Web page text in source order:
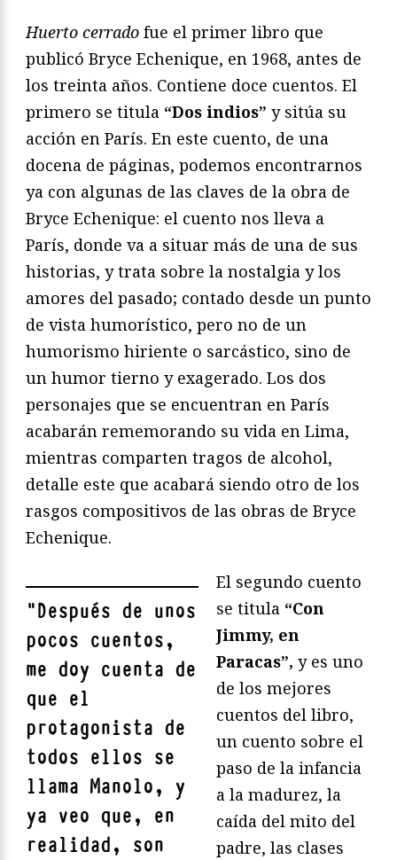
Huerto cerrado fue el primer libro que
publicó Bryce Echenique, en 1968, antes de
los treinta años. Contiene doce cuentos. El
primero se titula “Dos indios” y sitúa su
acción en París. En este cuento, de una
docena de páginas, podemos encontrarnos
ya con algunas de las claves de la obra de
Bryce Echenique: el cuento nos lleva a
París, donde va a situar más de una de sus
historias, y trata sobre la nostalgia y los
amores del pasado; contado desde un punto
de vista humorístico, pero no de un
humorismo hiriente o sarcástico, sino de
un humor tierno y exagerado. Los dos
personajes que se encuentran en París
acabarán rememorando su vida en Lima,
mientras comparten tragos de alcohol,
detalle este que acabará siendo otro de los
rasgos compositivos de las obras de Bryce
Echenique.
"Después de unos
pocos cuentos,
me doy cuenta de
que el
protagonista de
todos ellos se
llama Manolo, y
ya veo que, en
realidad, son
El segundo cuento
se titula “Con
Jimmy, en
Paracas”, y es uno
de los mejores
cuentos del libro,
un cuento sobre el
paso de la infancia
a la madurez, la
caída del mito del
padre, las clases